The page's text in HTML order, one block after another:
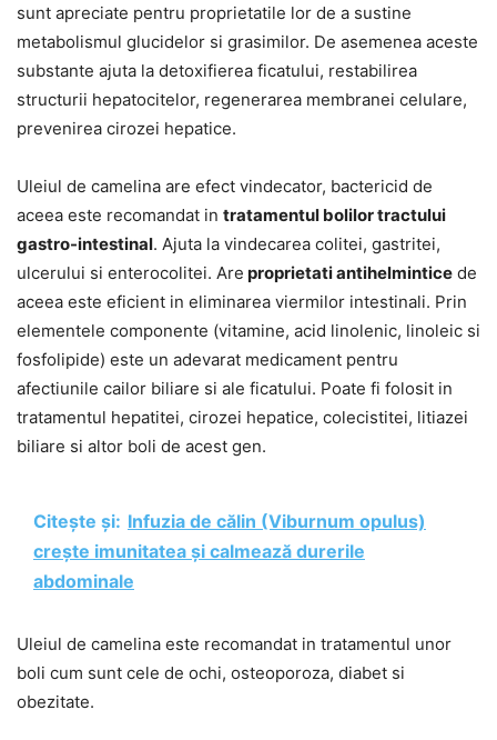
sunt apreciate pentru proprietatile lor de a sustine
metabolismul glucidelor si grasimilor. De asemenea aceste
substante ajuta la detoxifierea ficatului, restabilirea
structurii hepatocitelor, regenerarea membranei celulare,
prevenirea cirozei hepatice.
Uleiul de camelina are efect vindecator, bactericid de
aceea este recomandat in tratamentul bolilor tractului
gastro-intestinal. Ajuta la vindecarea colitei, gastritei,
ulcerului si enterocolitei. Are proprietati antihelmintice de
aceea este eficient in eliminarea viermilor intestinali. Prin
elementele componente (vitamine, acid linolenic, linoleic si
fosfolipide) este un adevarat medicament pentru
afectiunile cailor biliare si ale ficatului. Poate fi folosit in
tratamentul hepatitei, cirozei hepatice, colecistitei, litiazei
biliare si altor boli de acest gen.
Citește și: Infuzia de călin (Viburnum opulus)
crește imunitatea și calmează durerile
abdominale
Uleiul de camelina este recomandat in tratamentul unor
boli cum sunt cele de ochi, osteoporoza, diabet si
obezitate.